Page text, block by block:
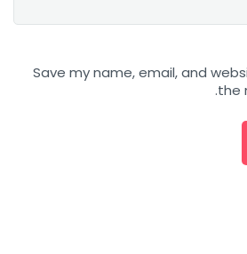
Save my name, email, and
the